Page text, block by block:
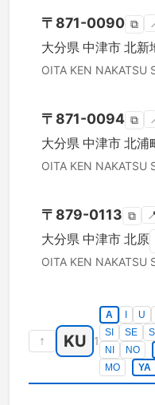
〒 871-0090 ⧉
大分県 中津市 北新
OITA KEN NAKATSU
〒 871-0094 ⧉
大分県 中津市 北浦
OITA KEN NAKATSU
〒 879-0113 ⧉
大分県 中津市 北原
OITA KEN NAKATSU
↑ KU 1
A U
SI
SE
NI
NO
MO
YA